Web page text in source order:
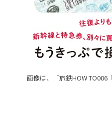
画像は、「旅鉄HOW TO006